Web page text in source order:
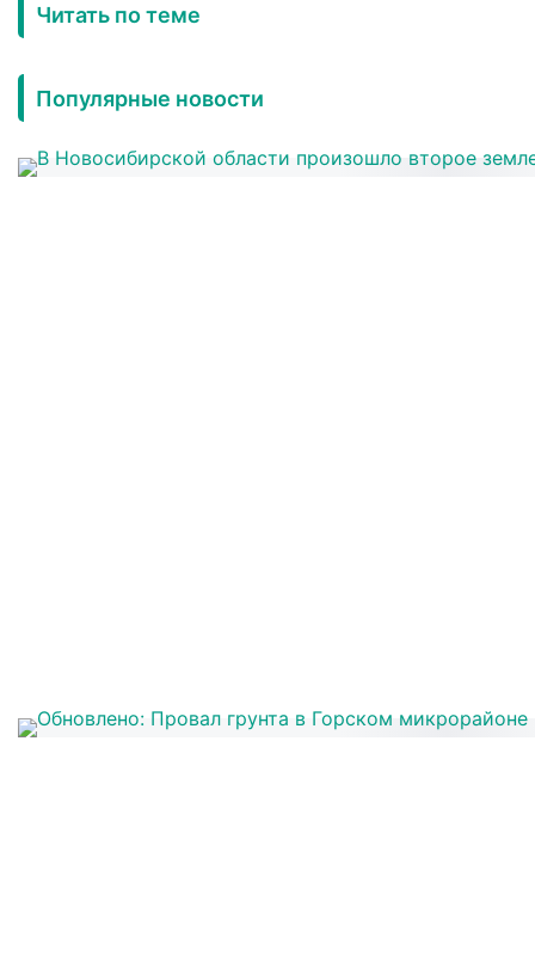
Читать по теме
Популярные новости